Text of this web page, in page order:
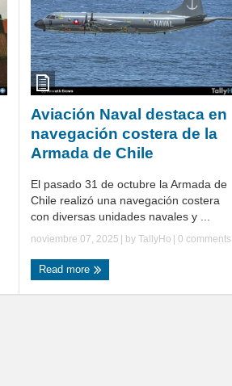
Aviación Naval destaca en
navegación costera de la
Armada de Chile
El pasado 31 de octubre la Armada de
Chile realizó una navegación costera
con diversas unidades navales y ...
noviembre 07, 2025 | by TallyHo 0 comments
Read more